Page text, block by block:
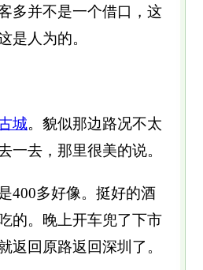
多并不是一个借口，这
是人为的。
城。貌似那边路况不太
一去，那里很美的说。
400多好像。挺好的酒
的。晚上开车兜了下市
返回原路返回深圳了。